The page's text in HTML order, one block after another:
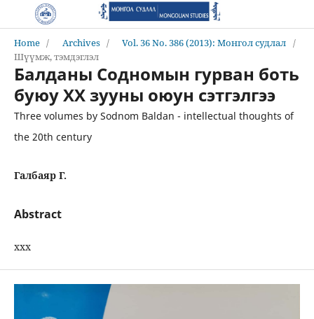
Home / Archives / Vol. 36 No. 386 (2013): Монгол судлал /
Шүүмж, тэмдэглэл
Балданы Содномын гурван боть
буюу ХХ зууны оюун сэтгэлгээ
Three volumes by Sodnom Baldan - intellectual thoughts of
the 20th century
Галбаяр Г.
Abstract
ххх